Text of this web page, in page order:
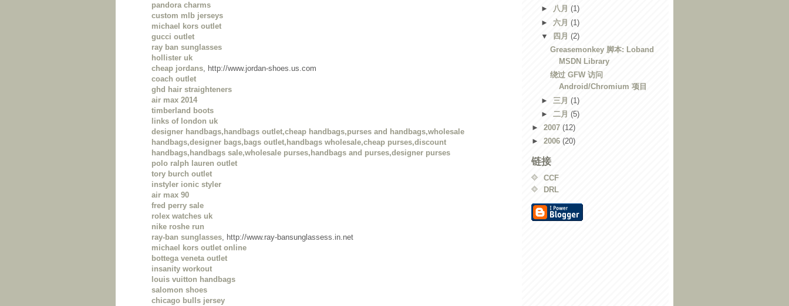
pandora charms
custom mlb jerseys
michael kors outlet
gucci outlet
ray ban sunglasses
hollister uk
cheap jordans, http://www.jordan-shoes.us.com
coach outlet
ghd hair straighteners
air max 2014
timberland boots
links of london uk
designer handbags,handbags outlet,cheap handbags,purses and handbags,wholesale
handbags,designer bags,bags outlet,handbags wholesale,cheap purses,discount
handbags,handbags sale,wholesale purses,handbags and purses,designer purses
polo ralph lauren outlet
tory burch outlet
instyler ionic styler
air max 90
fred perry sale
rolex watches uk
nike roshe run
ray-ban sunglasses, http://www.ray-bansunglassess.in.net
michael kors outlet online
bottega veneta outlet
insanity workout
louis vuitton handbags
salomon shoes
chicago bulls jersey
► 八月 (1)
► 六月 (1)
▼
四月 (2)
Greasemonkey 脚本: Loband
MSDN Library
绕过 GFW 访问
Android/Chromium 项目
► 三月 (1)
► 二月 (5)
► 2007 (12)
► 2006 (20)
链接
CCF
DRL